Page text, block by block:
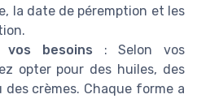
la date de péremption et les
besoins : Selon vos
opter pour des huiles, des
crèmes. Chaque forme a